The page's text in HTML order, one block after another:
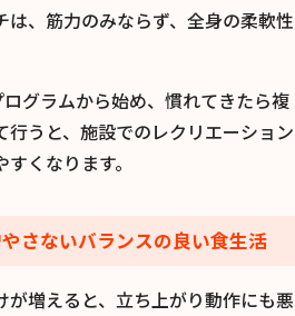
は、筋力のみならず、全身の柔軟性
グラムから始め、慣れてきたら複
行うと、施設でのレクリエーション
くなります。
さないバランスの良い食生活
が増えると、立ち上がり動作にも悪